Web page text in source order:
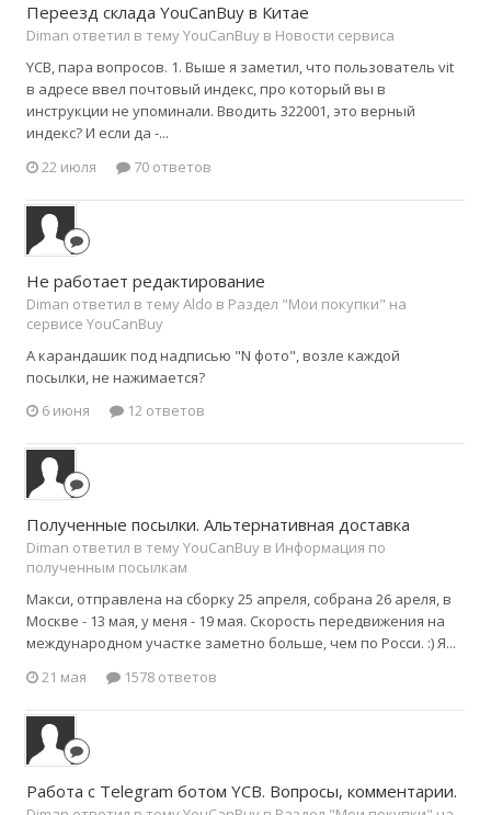
Переезд склада YouCanBuy в Китае
Diman ответил в тему YouCanBuy в Новости сервиса
YCB, пара вопросов. 1. Выше я заметил, что пользователь vit
в адресе ввел почтовый индекс, про который вы в
инструкции не упоминали. Вводить 322001, это верный
индекс? И если да -...
22 июля
70 ответов
Не работает редактирование
Diman ответил в тему Aldo в Раздел "Мои покупки" на
сервисе YouCanBuy
А карандашик под надписью "N фото", возле каждой
посылки, не нажимается?
6 июня
12 ответов
Полученные посылки. Альтернативная доставка
Diman ответил в тему YouCanBuy в Информация по
полученным посылкам
Макси, отправлена на сборку 25 апреля, собрана 26 ареля, в
Москве - 13 мая, у меня - 19 мая. Скорость передвижения на
международном участке заметно больше, чем по Росси. :) Я...
21 мая
1578 ответов
Работа с Telegram ботом YCB. Вопросы, комментарии.